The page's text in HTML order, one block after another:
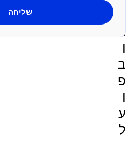
ת
ו
ב
פ
ו
ע
ל